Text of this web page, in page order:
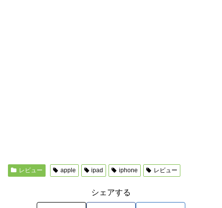
レビュー apple ipad iphone レビュー
シェアする